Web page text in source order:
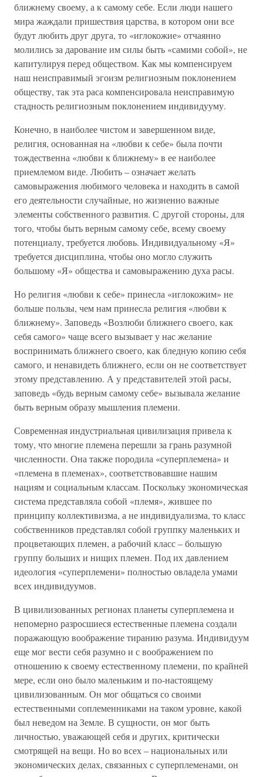
ближнему своему, а к самому себе. Если люди нашего
мира жаждали пришествия царства, в котором они все
будут любить друг друга, то «иглокожие» отчаянно
молились за дарование им силы быть «самими собой», не
капитулируя перед обществом. Как мы компенсируем
наш неисправимый эгоизм религиозным поклонением
обществу, так эта раса компенсировала неисправимую
стадность религиозным поклонением индивидууму.
Конечно, в наиболее чистом и завершенном виде,
религия, основанная на «любви к себе» была почти
тождественна «любви к ближнему» в ее наиболее
приемлемом виде. Любить – означает желать
самовыражения любимого человека и находить в самой
его деятельности случайные, но жизненно важные
элементы собственного развития. С другой стороны, для
того, чтобы быть верным самому себе, всему своему
потенциалу, требуется любовь. Индивидуальному «Я»
требуется дисциплина, чтобы оно могло служить
большому «Я» общества и самовыражению духа расы.
Но религия «любви к себе» принесла «иглокожим» не
больше пользы, чем нам принесла религия «любви к
ближнему». Заповедь «Возлюби ближнего своего, как
себя самого» чаще всего вызывает у нас желание
воспринимать ближнего своего, как бледную копию себя
самого, и ненавидеть ближнего, если он не соответствует
этому представлению. А у представителей этой расы,
заповедь «будь верным самому себе» вызывала желание
быть верным образу мышления племени.
Современная индустриальная цивилизация привела к
тому, что многие племена перешли за грань разумной
численности. Она также породила «суперплемена» и
«племена в племенах», соответствовавшие нашим
нациям и социальным классам. Поскольку экономическая
система представляла собой «племя», жившее по
принципу коллективизма, а не индивидуализма, то класс
собственников представлял собой группку маленьких и
процветающих племен, а рабочий класс – большую
группу больших и нищих племен. Под их давлением
идеология «суперплемени» полностью овладела умами
всех индивидуумов.
В цивилизованных регионах планеты суперплемена и
непомерно разросшиеся естественные племена создали
поражающую воображение тиранию разума. Индивидуум
еще мог вести себя разумно и с воображением по
отношению к своему естественному племени, по крайней
мере, если оно было маленьким и по-настоящему
цивилизованным. Он мог общаться со своими
естественными соплеменниками на таком уровне, какой
был неведом на Земле. В сущности, он мог быть
личностью, уважающей себя и других, критически
смотрящей на вещи. Но во всех – национальных или
экономических делах, связанных с суперплеменами, он